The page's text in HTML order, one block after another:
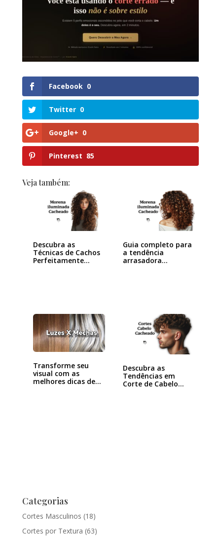
Facebook 0
Twitter 0
Google+ 0
Pinterest 85
Veja também:
Descubra as
Técnicas de Cachos
Perfeitamente…
Guia completo para
a tendência
arrasadora
Transforme seu
visual com as
melhores dicas de
Descubra as
Tendências em
Corte de Cabelo
Categorias
Cortes Masculinos (18)
Cortes por Textura (63)